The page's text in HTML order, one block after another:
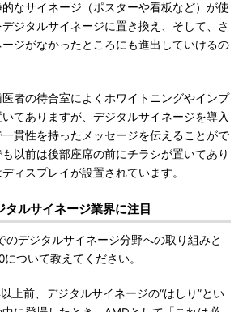
なサイネージ（ポスターや看板など）が使
ジタルサイネージに置き換え、そして、さ
ジがなかったところにも進出していけるの
者の待合室によくホワイトニングやインプ
てありますが、デジタルサイネージを導入
貫性を持ったメッセージを伝えることがで
以前は後部座席の前にチラシが置いてあり
ィスプレイが設置されています。
ルサイネージ業界に注目
デジタルサイネージ分野への取り組みと
ついて教えてください。
上前、デジタルサイネージの“はしり”とい